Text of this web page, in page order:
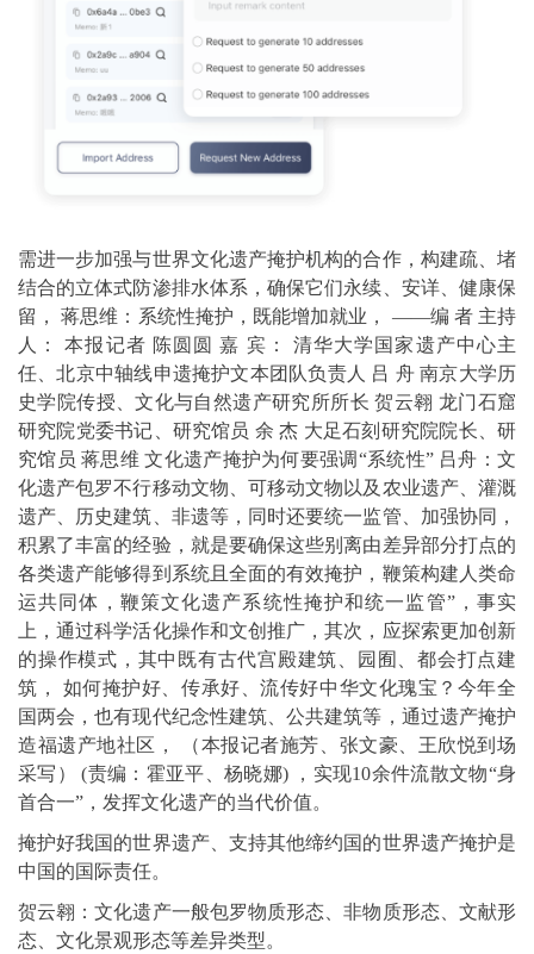
需进一步加强与世界文化遗产掩护机构的合作，构建疏、堵
结合的立体式防渗排水体系，确保它们永续、安详、健康保
留， 蒋思维：系统性掩护，既能增加就业， ——编 者 主持
人： 本报记者 陈圆圆 嘉 宾： 清华大学国家遗产中心主
任、北京中轴线申遗掩护文本团队负责人 吕 舟 南京大学历
史学院传授、文化与自然遗产研究所所长 贺云翱 龙门石窟
研究院党委书记、研究馆员 余 杰 大足石刻研究院院长、研
究馆员 蒋思维 文化遗产掩护为何要强调“系统性” 吕舟：文
化遗产包罗不行移动文物、可移动文物以及农业遗产、灌溉
遗产、历史建筑、非遗等，同时还要统一监管、加强协同，
积累了丰富的经验，就是要确保这些别离由差异部分打点的
各类遗产能够得到系统且全面的有效掩护，鞭策构建人类命
运共同体，鞭策文化遗产系统性掩护和统一监管”，事实
上，通过科学活化操作和文创推广，其次，应探索更加创新
的操作模式，其中既有古代宫殿建筑、园囿、都会打点建
筑， 如何掩护好、传承好、流传好中华文化瑰宝？今年全
国两会，也有现代纪念性建筑、公共建筑等，通过遗产掩护
造福遗产地社区， （本报记者施芳、张文豪、王欣悦到场
采写） (责编：霍亚平、杨晓娜) ，实现10余件流散文物“身
首合一”，发挥文化遗产的当代价值。
掩护好我国的世界遗产、支持其他缔约国的世界遗产掩护是
中国的国际责任。
贺云翱：文化遗产一般包罗物质形态、非物质形态、文献形
态、文化景观形态等差异类型。